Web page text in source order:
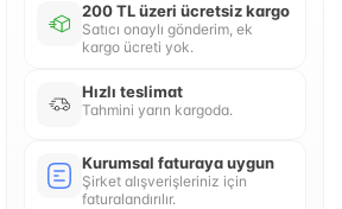
200 TL üzeri ücretsiz kargo
Satıcı onaylı gönderim, ek
kargo ücreti yok.
Hızlı teslimat
Tahmini yarın kargoda.
Kurumsal faturaya uygun
Şirket alışverişleriniz için
faturalandırılır.